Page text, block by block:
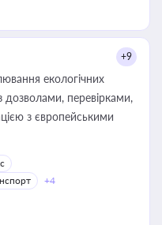
+9
екологічних
перевірками,
з європейськими
+4